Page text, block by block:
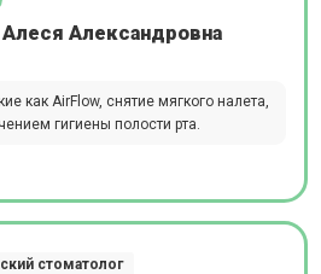
Александровна
как AirFlow, снятие мягкого налета,
гигиены полости рта.
стоматолог